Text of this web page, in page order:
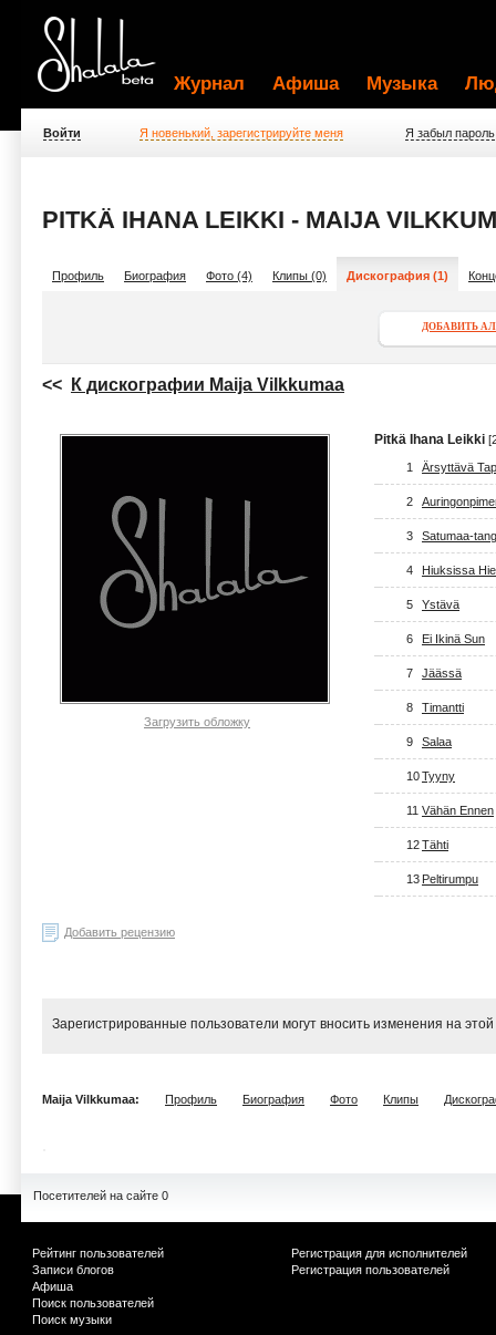
Журнал Афиша Музыка
Войти Я новенький, зарегистрируйте меня Я забыл пароль
PITKÄ IHANA LEIKKI - MAIJA
Профиль Биография Фото (4) Клипы (0) Дискография (1)
ДОБАВИТЬ
<< К дискографии Maija Vilkkumaa
Загрузить обложку
Pitkä Ihana Leikki
1 Ärsyttävä
2
3 Satumaa-
4 Hiuksissa
5 Ystävä
6 Ei Ikinä Sun
7 Jäässä
8 Timantti
9 Salaa
10Tyyny
11 Vähän Ennen
12Tähti
13 Peltirumpu
Добавить рецензию
Зарегистрированные пользователи могут вносить изменения на
Maija Vilkkumaa: Профиль Биография Фото Клипы
Посетителей на сайте 0
Рейтинг пользователей
Записи блогов
Афиша
Поиск пользователей
Поиск музыки
Регистрация для исполнителей
Регистрация пользователей